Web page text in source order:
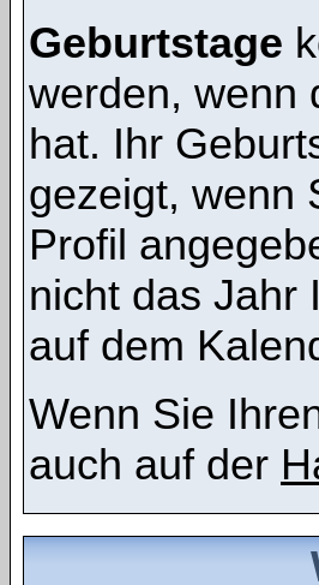
Geburtstage
werden, wenn
hat. Ihr
gezeigt, wenn
Profil
nicht das Jahr
auf dem
Wenn Sie
auch auf der